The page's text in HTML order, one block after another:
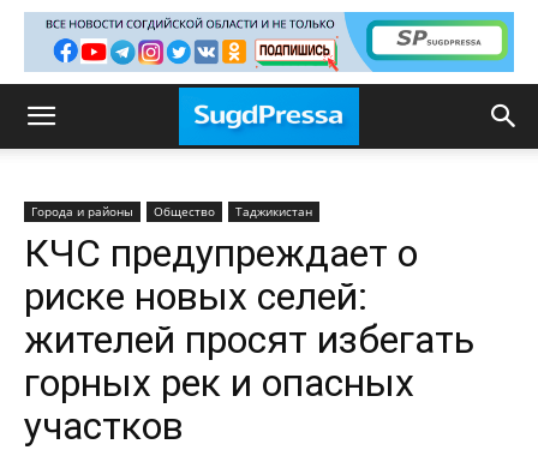
Города и районы Общество Таджикистан
КЧС предупреждает о
риске новых селей:
жителей просят избегать
горных рек и опасных
участков